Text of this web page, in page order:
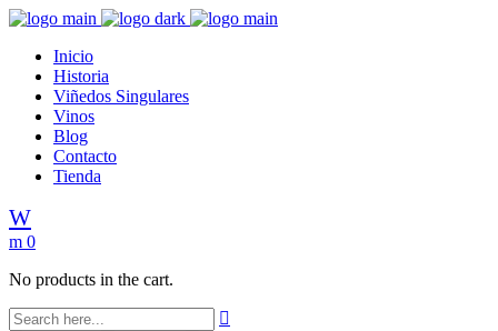
Inicio
Historia
Viñedos Singulares
Vinos
Blog
Contacto
Tienda
0
No products in the cart.